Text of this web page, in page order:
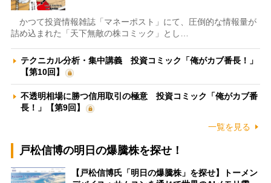
かつて投資情報雑誌「マネーポスト」にて、圧倒的な情報量が
詰め込まれた「天下無敵の株コミック」とし…
テクニカル分析・集中講義 投資コミック「俺がカブ番長！」
【第10回】
不透明相場に勝つ信用取引の極意 投資コミック「俺がカブ番
長！」【第9回】
一覧を見る
戸松信博の明日の爆騰株を探せ！
【戸松信博氏「明日の爆騰株」を探せ】トーメン